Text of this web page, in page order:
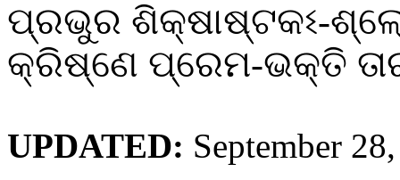
ପ୍ରଭୁର ଶିକ୍ଷାଷ୍ଟକଽ-
କ୍ରିଷ୍ଣେ ପ୍ରେମ-ଭକ୍ତି
UPDATED: September